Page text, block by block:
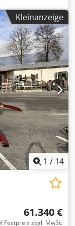
ca. 6,5 m,
"Robby
Motor:
555
Agqeha
Kleinanzeige
1 / 14
61.340 €
Festpreis zzgl. MwSt.